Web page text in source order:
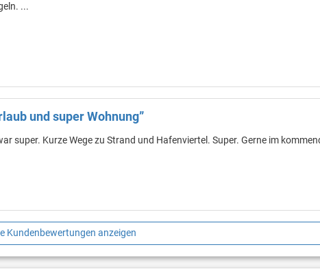
...
und super Wohnung”
super. Kurze Wege zu Strand und Hafenviertel. Super. Gerne im
Kundenbewertungen anzeigen